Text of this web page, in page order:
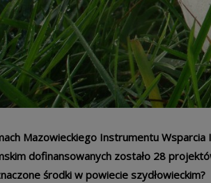
Mazowieckiego Instrumentu
dofinansowanych zostało 28
środki w powiecie szydłowieckim?